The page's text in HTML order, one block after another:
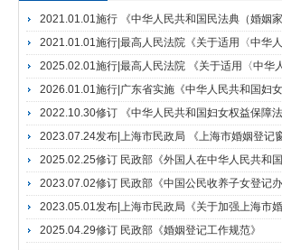
2021.01.01施行 《中华人民共和国民法典（婚姻家
2026.01.01施行|广东省实施《中华人民共和国妇
2022.10.30修订 《中华人民共和国妇女权益保障法
2025.02.25修订 民政部《外国人在中华人民共和
2023.07.02修订 民政部《中国公民收养子女登记办
2025.04.29修订 民政部《婚姻登记工作规范》